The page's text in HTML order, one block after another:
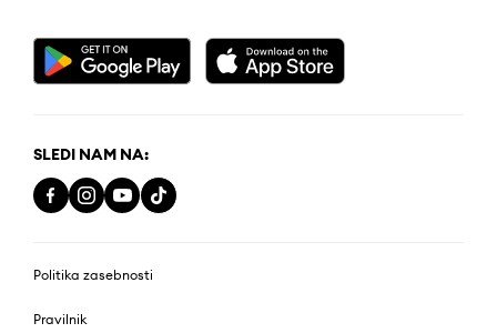
SLEDI NAM NA:
Politika zasebnosti
Pravilnik